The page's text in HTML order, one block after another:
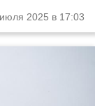
2025 в 17:03